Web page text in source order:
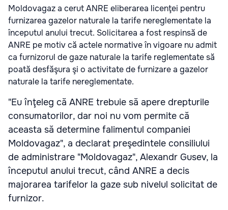
Moldovagaz a cerut ANRE eliberarea licenţei pentru
furnizarea gazelor naturale la tarife nereglementate la
începutul anului trecut. Solicitarea a fost respinsă de
ANRE pe motiv că actele normative în vigoare nu admit
ca furnizorul de gaze naturale la tarife reglementate să
poată desfăşura şi o activitate de furnizare a gazelor
naturale la tarife nereglementate.
"Eu înţeleg că ANRE trebuie să apere drepturile
consumatorilor, dar noi nu vom permite că
aceasta să determine falimentul companiei
Moldovagaz", a declarat preşedintele consiliului
de administrare "Moldovagaz", Alexandr Gusev, la
începutul anului trecut, când ANRE a decis
majorarea tarifelor la gaze sub nivelul solicitat de
furnizor.